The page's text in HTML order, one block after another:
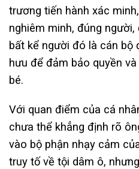
trương tiến hành xác
nghiêm minh, đúng
bất kể người đó là cán bộ
hưu để đảm bảo quyền
bé.
Với quan điểm của cá
chưa thể khẳng định rõ
vào bộ phận nhạy cảm
truy tố về tội dâm ô,